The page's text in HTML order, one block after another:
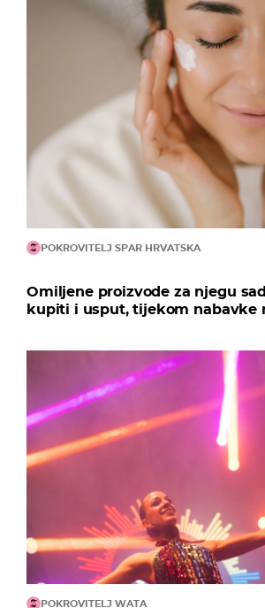
POKROVITELJ SPAR HRVATSKA
Omiljene proizvode za njegu
kupiti i usput, tijekom nabavke
POKROVITELJ WATA